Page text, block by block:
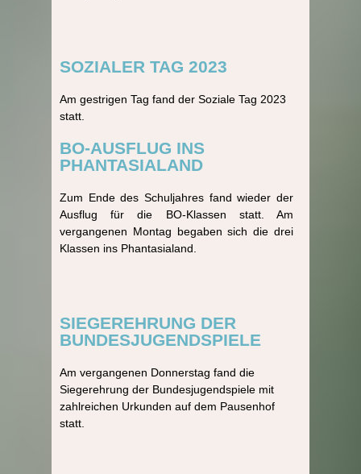
SOZIALER TAG 2023
Am gestrigen Tag fand der Soziale Tag 2023
statt.
BO-AUSFLUG INS
PHANTASIALAND
Zum Ende des Schuljahres fand wieder der
Ausflug für die BO-Klassen statt. Am
vergangenen Montag begaben sich die drei
Klassen ins Phantasialand.
SIEGEREHRUNG DER
BUNDESJUGENDSPIELE
Am vergangenen Donnerstag fand die
Siegerehrung der Bundesjugendspiele mit
zahlreichen Urkunden auf dem Pausenhof
statt.